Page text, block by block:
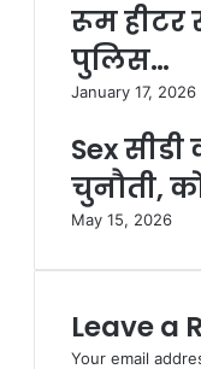
रूम हीटर
पुलिस…
January 17, 2026
Sex
चुनौती,
May 15, 2026
Leave a
Your email